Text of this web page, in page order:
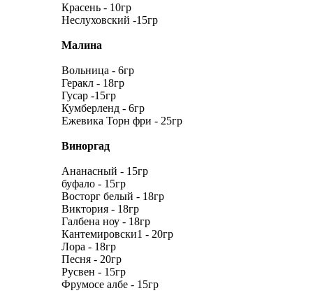
Красень - 10гр
Неслуховский -15гр
Малина
Вольница - 6гр
Геракл - 18гр
Гусар -15гр
Кумберленд - 6гр
Ежевика Торн фри - 25гр
Виноргад
Ананасный - 15гр
буфало - 15гр
Восторг белый - 18гр
Виктория - 18гр
Галбена ноу - 18гр
Кантемировски1 - 20гр
Лора - 18гр
Песня - 20гр
Русвен - 15гр
Фрумосе албе - 15гр